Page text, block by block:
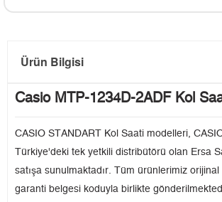
Ürün Bilgisi
Casio MTP-1234D-2ADF Kol
CASIO STANDART Kol Saati modelleri,
Türkiye'deki tek yetkili distribütörü olan Ersa
satışa sunulmaktadır. Tüm ürünlerimiz
garanti belgesi koduyla birlikte